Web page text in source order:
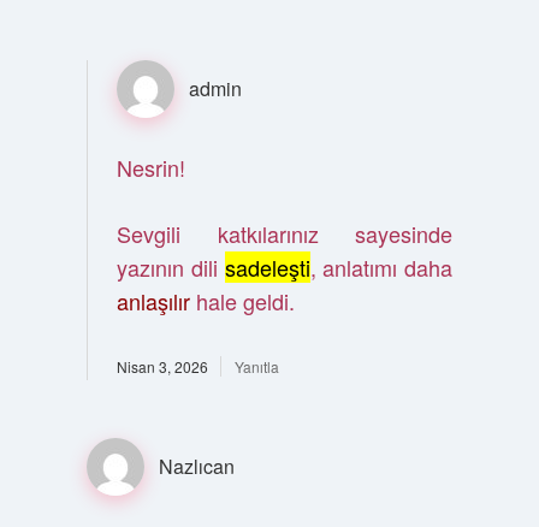
admin
Nesrin!
Sevgili katkılarınız sayesinde
yazının dili sadeleşti, anlatımı daha
anlaşılırhale geldi.
Nisan 3, 2026 Yanıtla
Nazlıcan